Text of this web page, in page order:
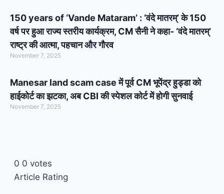
150 years of ‘Vande Mataram’ : ‘वंदे मातरम्’ के 150
वर्ष पर हुआ राज्य स्तरीय कार्यक्रम, CM सैनी ने कहा- ‘वंदे मातरम्’
राष्ट्र की आत्मा, पहचान और गौरव
November 7, 2025
Manesar land scam case में पूर्व CM भूपेंद्र हुड्डा को
हाईकोर्ट का झटका, अब CBI की स्पेशल कोर्ट में होगी सुनवाई
November 7, 2025
0 0 votes
Article Rating